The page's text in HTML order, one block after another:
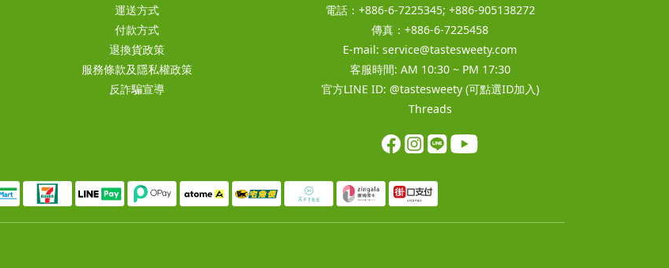
運送方式
付款方式
退換貨政策
服務條款及隱私權政策
反詐騙宣導
電話：+886-6-7225345; +886-905138272
傳真：+886-6-7225458
E-mail: service@tastesweety.com
客服時間: AM 10:30 ~ PM 17:30
官方LINE ID: @tastesweety(可點選ID加入)
Threads